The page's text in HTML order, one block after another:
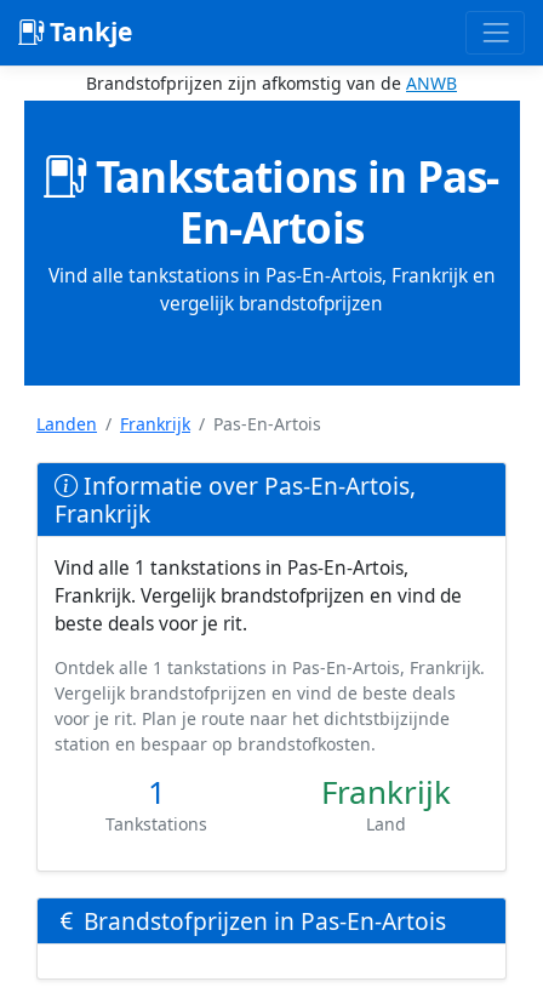
Tankje
Brandstofprijzen zijn afkomstig van de ANWB
Tankstations in Pas-
En-Artois
Vind alle tankstations in Pas-En-Artois, Frankrijk en
vergelijk brandstofprijzen
Landen Frankrijk Pas-En-Artois
Informatie over Pas-En-Artois,
Frankrijk
Vind alle 1 tankstations in Pas-En-Artois,
Frankrijk. Vergelijk brandstofprijzen en vind de
beste deals voor je rit.
Ontdek alle 1 tankstations in Pas-En-Artois, Frankrijk.
Vergelijk brandstofprijzen en vind de beste deals
voor je rit. Plan je route naar het dichtstbijzijnde
station en bespaar op brandstofkosten.
1
Tankstations
Frankrijk
Land
Brandstofprijzen in Pas-En-Artois